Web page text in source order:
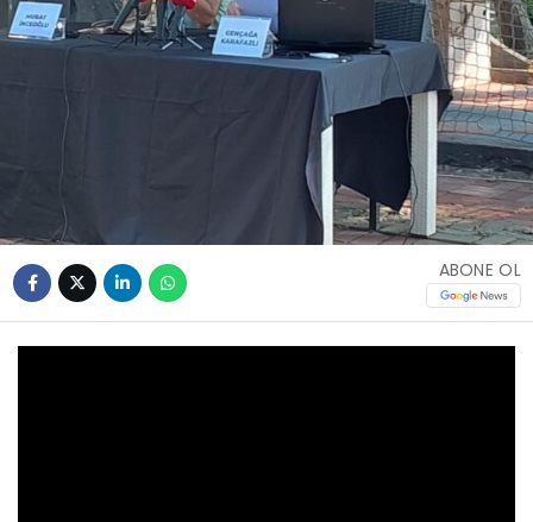
ABONE OL